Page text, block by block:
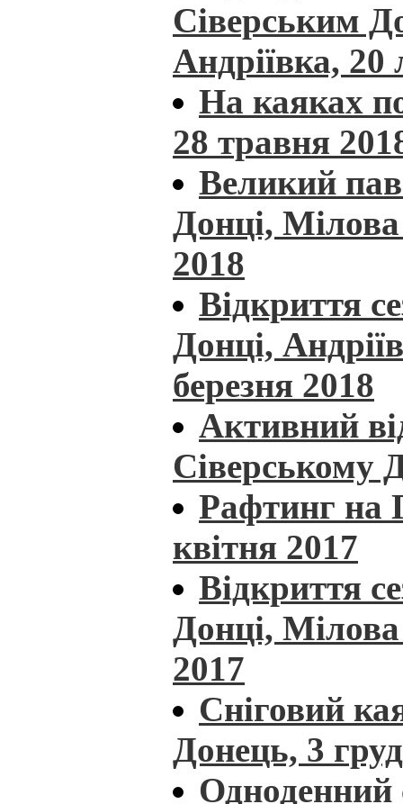
Сіверським
Андріївка, 20
На каяках
28 травня
Великий
Донці, Мілова
2018
Відкриття
Донці,
березня 2018
Активний
Сіверському
Рафтинг на
квітня 2017
Відкриття
Донці, Мілова
2017
Сніговий
Донець, 3
Одноденний